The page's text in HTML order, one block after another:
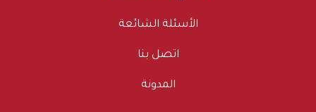
الأسئلة الشائعة
اتصل بنا
المدونة